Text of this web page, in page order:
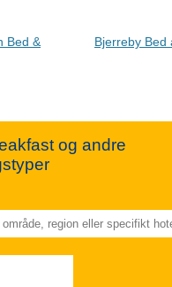
Bed &
Bjerreby Bed
og andre